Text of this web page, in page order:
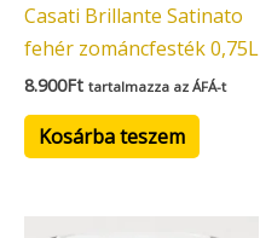
Casati Brillante Satinato
fehér zománcfesték 0,75L
8.900Ft tartalmazza az ÁFÁ-t
Kosárba teszem